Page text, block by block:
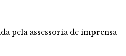
pela assessoria de imprensa